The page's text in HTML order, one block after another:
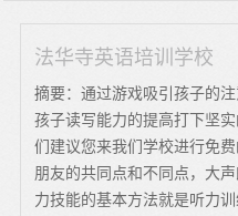
法华寺英语培训学校
摘要：通过游戏吸引孩子的
孩子读写能力的提高打下坚
们建议您来我们学校进行免
朋友的共同点和不同点，大
力技能的基本方法就是听力